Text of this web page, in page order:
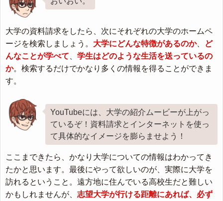
大学の資料請求をしたら、次にそれぞれの大学のホームペ
ージを検索しましょう。 大学にどんな特徴があるのか、
ど
んなことが学べて、 学生はどのような生活を送っているの
か。検索するだけでかなり多くの情報を得ることができま
す。
YouTubeには、大学の紹介ムービーが上がっ
ているぞ！資料請求とインターネットを使っ
て具体的なイメージを膨らませよう！
ここまできたら、かなり大学についての情報はわかってき
たかと思います。最後にやって欲しいのが、実際に大学を
訪れるということ。遠方地に住んでいる高校生だと難しい
かもしれませんが、 志望大学が行ける距離にあれば、必ず